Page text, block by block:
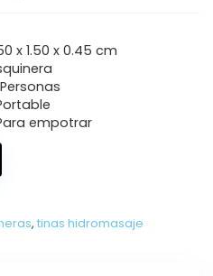
x 1.50 x 0.45 cm
empotrar
, tinas hidromasaje